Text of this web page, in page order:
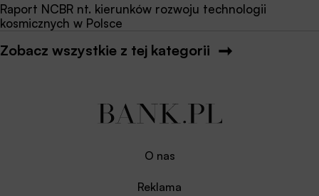
Raport NCBR nt. kierunków rozwoju technologii
kosmicznych w Polsce
Zobacz wszystkie z tej kategorii
O nas
Reklama